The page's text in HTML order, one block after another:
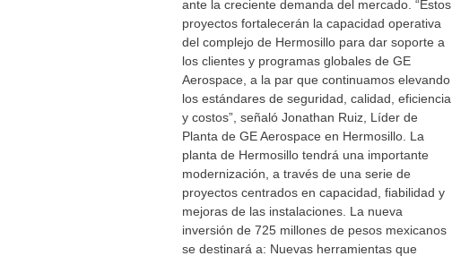
ante la creciente demanda del mercado. “Estos
proyectos fortalecerán la capacidad operativa
del complejo de Hermosillo para dar soporte a
los clientes y programas globales de GE
Aerospace, a la par que continuamos elevando
los estándares de seguridad, calidad, eficiencia
y costos”, señaló Jonathan Ruiz, Líder de
Planta de GE Aerospace en Hermosillo. La
planta de Hermosillo tendrá una importante
modernización, a través de una serie de
proyectos centrados en capacidad, fiabilidad y
mejoras de las instalaciones. La nueva
inversión de 725 millones de pesos mexicanos
se destinará a: Nuevas herramientas que